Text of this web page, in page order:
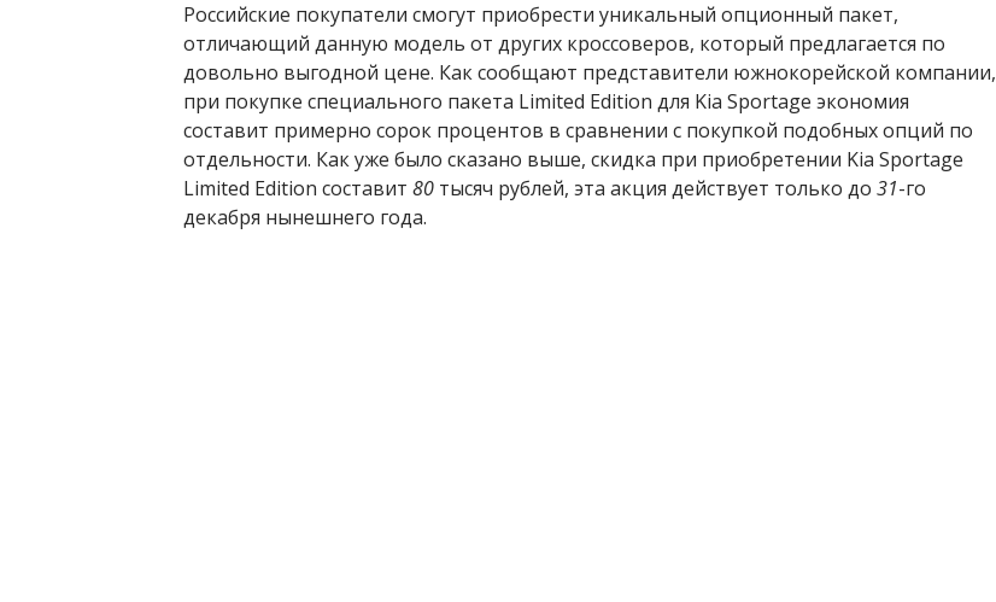
Российские покупатели смогут приобрести уникальный опционный пакет,
отличающий данную модель от других кроссоверов, который предлагается по
довольно выгодной цене. Как сообщают представители южнокорейской компании,
при покупке специального пакета Limited Edition для Kia Sportage экономия
составит примерно сорок процентов в сравнении с покупкой подобных опций по
отдельности. Как уже было сказано выше, скидка при приобретении Kia Sportage
Limited Edition составит 80 тысяч рублей, эта акция действует только до 31-го
декабря нынешнего года.